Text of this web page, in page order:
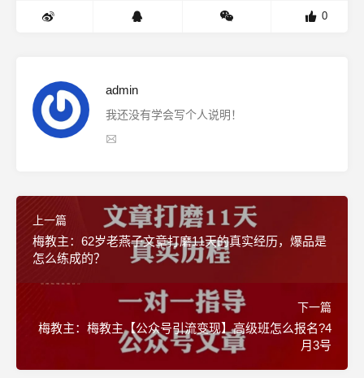
0
admin
我还没有学会写个人说明！
上一篇
梅教主：62岁老燕子文章打磨11天的真实经历，爆品是
怎么练成的？
下一篇
梅教主：梅教主【公众号引流变现】高级班怎么报名?4
月3号